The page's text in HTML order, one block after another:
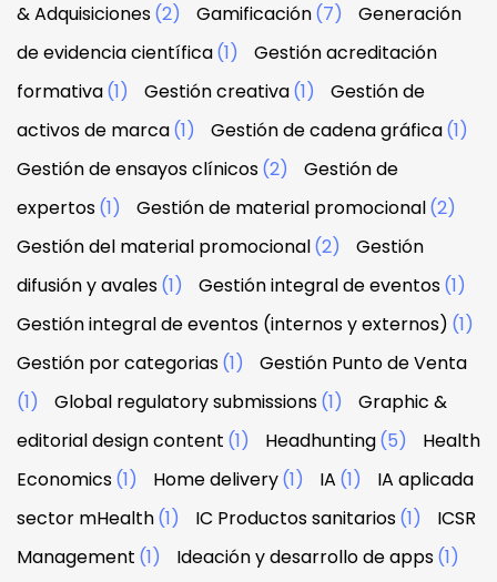
& Adquisiciones(2) Gamificación(7)
Generación
de evidencia científica(1)
Gestión acreditación
formativa(1) Gestión creativa(1)
Gestión de
activos de marca(1) Gestión de cadena gráfica(1)
Gestión de ensayos clínicos(2)
Gestión de
expertos(1) Gestión de material promocional(2)
Gestión del material promocional(2)
Gestión
difusión y avales(1) Gestión integral de eventos(1)
Gestión integral de eventos (internos y externos) (1)
Gestión por categorias(1)
Gestión Punto de Venta
(1)
Global regulatory submissions(1)
Graphic &
editorial design content (1) Headhunting(5)
Health
Economics(1) Home delivery(1) IA (1)
IA aplicada
sector mHealth(1) IC Productos sanitarios(1)
ICSR
Management (1) Ideación y desarrollo de apps(1)